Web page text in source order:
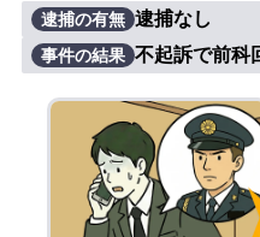
刑事事件でお困りの方
刑事事件の無料相
接見・面会を弁護
逮捕の有無 逮捕なし
事件の結果 不起訴で前科